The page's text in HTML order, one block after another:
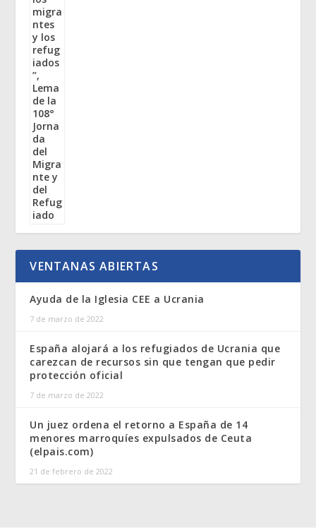
VENTANAS ABIERTAS
Ayuda de la Iglesia CEE a Ucrania
7 de marzo de 2022
España alojará a los refugiados de Ucrania que
carezcan de recursos sin que tengan que pedir
protección oficial
7 de marzo de 2022
Un juez ordena el retorno a España de 14
menores marroquíes expulsados de Ceuta
(elpais.com)
21 de febrero de 2022